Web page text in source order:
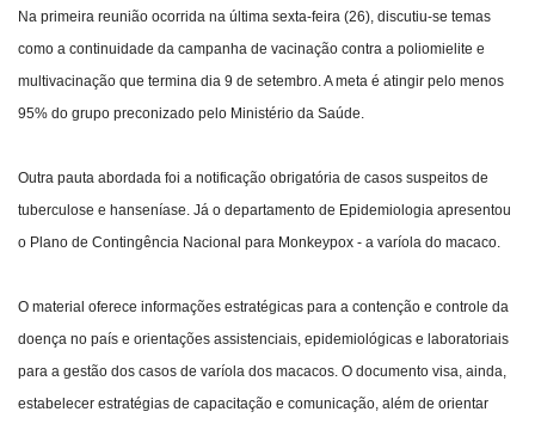
Na primeira reunião ocorrida na última sexta-feira (26), discutiu-se temas
como a continuidade da campanha de vacinação contra a poliomielite e
multivacinação que termina dia 9 de setembro. A meta é atingir pelo menos
95% do grupo preconizado pelo Ministério da Saúde.
Outra pauta abordada foi a notificação obrigatória de casos suspeitos de
tuberculose e hanseníase. Já o departamento de Epidemiologia apresentou
o Plano de Contingência Nacional para Monkeypox - a varíola do macaco.
O material oferece informações estratégicas para a contenção e controle da
doença no país e orientações assistenciais, epidemiológicas e laboratoriais
para a gestão dos casos de varíola dos macacos. O documento visa, ainda,
estabelecer estratégias de capacitação e comunicação, além de orientar